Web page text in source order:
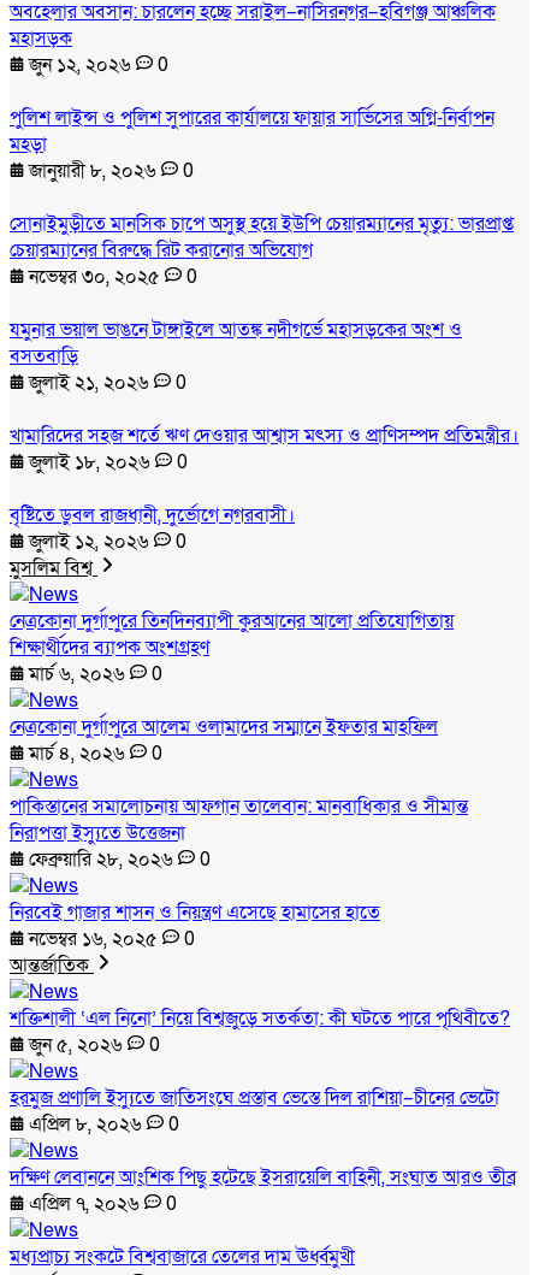
অবহেলার অবসান: চারলেন হচ্ছে সরাইল–নাসিরনগর–হবিগঞ্জ আঞ্চলিক
মহাসড়ক
জুন ১২, ২০২৬
0
পুলিশ লাইন্স ও পুলিশ সুপারের কার্যালয়ে ফায়ার সার্ভিসের অগ্নি-নির্বাপন
মহড়া
জানুয়ারী ৮, ২০২৬
0
সোনাইমুড়ীতে মানসিক চাপে অসুস্থ হয়ে ইউপি চেয়ারম্যানের মৃত্যু: ভারপ্রাপ্ত
চেয়ারম্যানের বিরুদ্ধে রিট করানোর অভিযোগ
নভেম্বর ৩০, ২০২৫
0
যমুনার ভয়াল ভাঙনে টাঙ্গাইলে আতঙ্ক নদীগর্ভে মহাসড়কের অংশ ও
বসতবাড়ি
জুলাই ২১, ২০২৬
0
খামারিদের সহজ শর্তে ঋণ দেওয়ার আশ্বাস মৎস্য ও প্রাণিসম্পদ প্রতিমন্ত্রীর।
জুলাই ১৮, ২০২৬
0
বৃষ্টিতে ডুবল রাজধানী, দুর্ভোগে নগরবাসী।
জুলাই ১২, ২০২৬
0
মুসলিম বিশ্ব
নেত্রকোনা দুর্গাপুরে তিনদিনব্যাপী কুরআনের আলো প্রতিযোগিতায়
শিক্ষার্থীদের ব্যাপক অংশগ্রহণ
মার্চ ৬, ২০২৬
0
নেত্রকোনা দুর্গাপুরে আলেম ওলামাদের সম্মানে ইফতার মাহফিল
মার্চ ৪, ২০২৬
0
পাকিস্তানের সমালোচনায় আফগান তালেবান: মানবাধিকার ও সীমান্ত
নিরাপত্তা ইস্যুতে উত্তেজনা
ফেব্রুয়ারি ২৮, ২০২৬
0
নিরবেই গাজার শাসন ও নিয়ন্ত্রণ এসেছে হামাসের হাতে
নভেম্বর ১৬, ২০২৫
0
আন্তর্জাতিক
শক্তিশালী ‘এল নিনো’ নিয়ে বিশ্বজুড়ে সতর্কতা: কী ঘটতে পারে পৃথিবীতে?
জুন ৫, ২০২৬
0
হরমুজ প্রণালি ইস্যুতে জাতিসংঘে প্রস্তাব ভেস্তে দিল রাশিয়া–চীনের ভেটো
এপ্রিল ৮, ২০২৬
0
দক্ষিণ লেবাননে আংশিক পিছু হটেছে ইসরায়েলি বাহিনী, সংঘাত আরও তীব্র
এপ্রিল ৭, ২০২৬
0
মধ্যপ্রাচ্য সংকটে বিশ্ববাজারে তেলের দাম ঊর্ধ্বমুখী